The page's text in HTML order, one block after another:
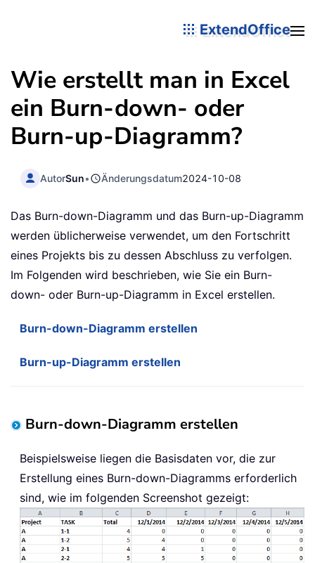
ExtendOffice
Wie erstellt man in Excel
ein Burn-down- oder
Burn-up-Diagramm?
AutorSun• Änderungsdatum2024-10-08
Das Burn-down-Diagramm und das Burn-up-Diagramm
werden üblicherweise verwendet, um den Fortschritt
eines Projekts bis zu dessen Abschluss zu verfolgen.
Im Folgenden wird beschrieben, wie Sie ein Burn-
down- oder Burn-up-Diagramm in Excel erstellen.
Burn-down-Diagramm erstellen
Burn-up-Diagramm erstellen
Burn-down-Diagramm erstellen
Beispielsweise liegen die Basisdaten vor, die zur
Erstellung eines Burn-down-Diagramms erforderlich
sind, wie im folgenden Screenshot gezeigt: